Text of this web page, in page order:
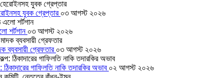
যুবক গ্রেপ্তার ০৩ আগস্ট ২০২৬
শর্টগান ০৩ আগস্ট ২০২৬
ব্যবসায়ী গ্রেফতার ০৩ আগস্ট ২০২৬
গাফিলতি নাকি তদারকির অভাব ০২ আগস্ট ২০২৬